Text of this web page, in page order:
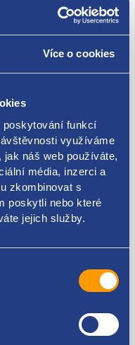
Více o cookies
poskytování funkcí
využíváme
náš web používáte,
média, inzerci a
zkombinovat s
poskytli nebo které
jejich služby.